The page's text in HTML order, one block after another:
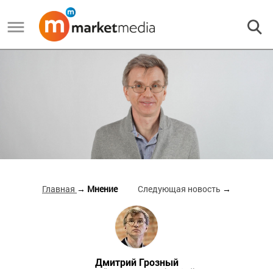
Главная → Мнение Следующая новость →
Дмитрий Грозный